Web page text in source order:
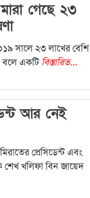
গেছে ২৩
সালে ২৩ লাখের বেশি
বলে একটি বিস্তারিত...
আর নেই
প্রেসিডেন্ট এবং
খলিফা বিন জায়েদ